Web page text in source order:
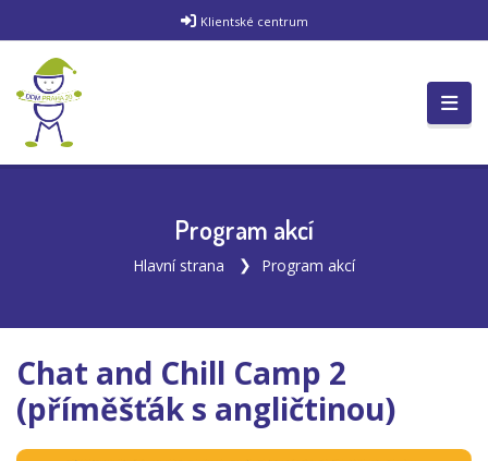
Klientské centrum
Program akcí
Hlavní strana Program akcí
Chat and Chill Camp 2
(příměšťák s angličtinou)